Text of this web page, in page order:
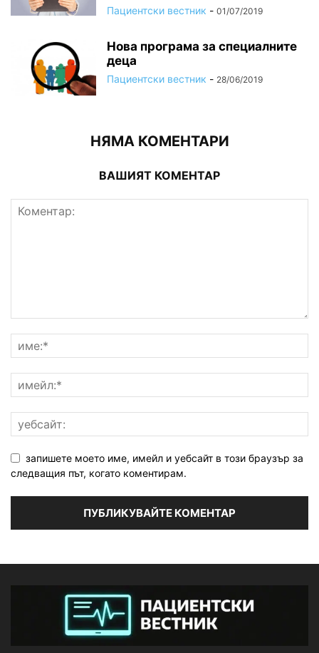
Пациентски вестник - 01/07/2019
Нова програма за специалните
деца
Пациентски вестник - 28/06/2019
НЯМА КОМЕНТАРИ
ВАШИЯТ КОМЕНТАР
запишете моето име, имейл и уебсайт в този браузър за
следващия път, когато коментирам.